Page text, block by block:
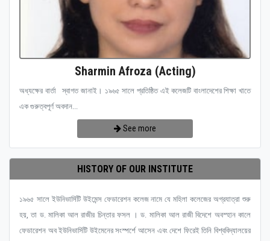
Sharmin Afroza (Acting)
অধ্যক্ষের বার্তা স্বাগত জানাই। ১৯৬৫ সালে প্রতিষ্ঠিত এই কলেজটি বাংলাদেশের শিক্ষা খাতে
এক গুরুত্বপূর্ণ অবদান...
See more
HISTORY OF OUR INSTITUTE
১৯৬৫ সালে ইউনিভার্সিটি উইমেন্স ফেডারেশন কলেজ নামে যে মহিলা কলেজের অগ্রযাত্রা শুরু
হয়, তা ড. মালিকা আল রাজীর চিন্তার ফসল । ড. মালিকা আল রাজী বিদেশে অবস্হান কালে
ফেডারেশন অব ইউনিভার্সিটি উইমেনের সংস্পর্শে আসেন এবং দেশে ফিরেই তিনি বিশ্ববিদ্যালয়ের